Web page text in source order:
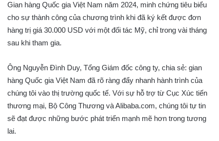
Gian hàng Quốc gia Việt Nam năm 2024, minh chứng tiêu biểu
cho sự thành công của chương trình khi đã ký kết được đơn
hàng trị giá 30.000 USD với một đối tác Mỹ, chỉ trong vài tháng
sau khi tham gia.
Ông Nguyễn Đình Duy, Tổng Giám đốc công ty, chia sẻ: gian
hàng Quốc gia Việt Nam đã rõ ràng đẩy nhanh hành trình của
chúng tôi vào thị trường quốc tế. Với sự hỗ trợ từ Cục Xúc tiến
thương mại, Bộ Công Thương và Alibaba.com, chúng tôi tự tin
sẽ đạt được những bước phát triển mạnh mẽ hơn trong tương
lai.